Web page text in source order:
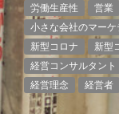
労働生産性
営業
小さな会社のマーケ
新型コロナ
新型
経営コンサルタント
経営理念
経営者